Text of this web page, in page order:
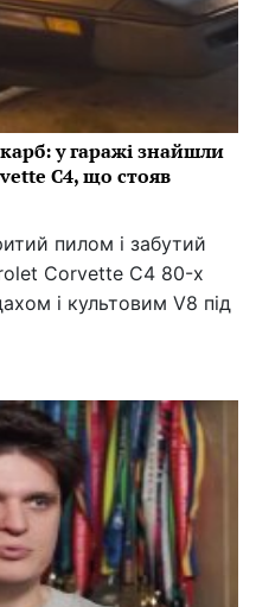
у гаражі знайшли
C4, що стояв
пилом і забутий
Corvette C4 80-х
і культовим V8 під